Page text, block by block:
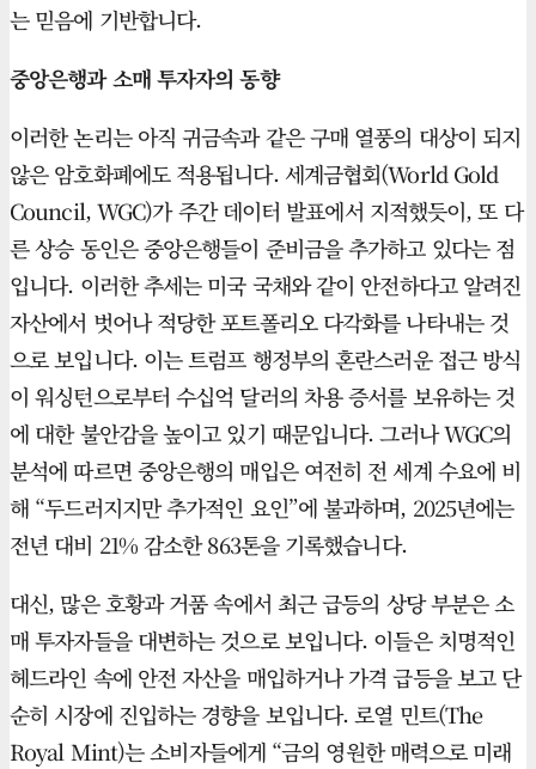
는 믿음에 기반합니다.
중앙은행과 소매 투자자의 동향
이러한 논리는 아직 귀금속과 같은 구매 열풍의 대상이 되지
않은 암호화폐에도 적용됩니다. 세계금협회(World Gold
Council, WGC)가 주간 데이터 발표에서 지적했듯이, 또 다
른 상승 동인은 중앙은행들이 준비금을 추가하고 있다는 점
입니다. 이러한 추세는 미국 국채와 같이 안전하다고 알려진
자산에서 벗어나 적당한 포트폴리오 다각화를 나타내는 것
으로 보입니다. 이는 트럼프 행정부의 혼란스러운 접근 방식
이 워싱턴으로부터 수십억 달러의 차용 증서를 보유하는 것
에 대한 불안감을 높이고 있기 때문입니다. 그러나 WGC의
분석에 따르면 중앙은행의 매입은 여전히 전 세계 수요에 비
해 “두드러지지만 추가적인 요인”에 불과하며, 2025년에는
전년 대비 21% 감소한 863톤을 기록했습니다.
대신, 많은 호황과 거품 속에서 최근 급등의 상당 부분은 소
매 투자자들을 대변하는 것으로 보입니다. 이들은 치명적인
헤드라인 속에 안전 자산을 매입하거나 가격 급등을 보고 단
순히 시장에 진입하는 경향을 보입니다. 로열 민트(The
Royal Mint)는 소비자들에게 “금의 영원한 매력으로 미래